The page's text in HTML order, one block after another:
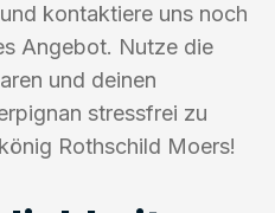
kontaktiere uns noch
Angebot. Nutze die
und deinen
stressfrei zu
Rothschild Moers!